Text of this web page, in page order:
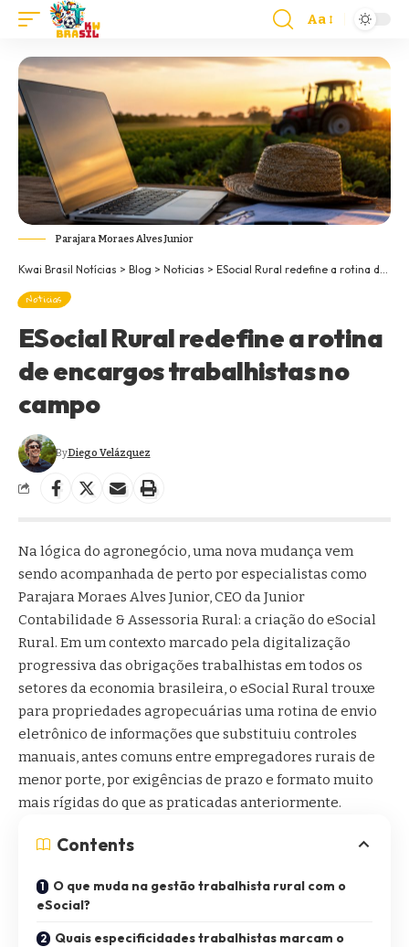
Aa
Parajara Moraes Alves Junior
Kwai Brasil Notícias > Blog > Noticias > ESocial Rural redefine a rotina de encargos trabalhistas no campo
Noticias
ESocial Rural redefine a rotina
de encargos trabalhistas no
campo
ByDiego Velázquez
Na lógica do agronegócio, uma nova mudança vem
sendo acompanhada de perto por especialistas como
Parajara Moraes Alves Junior, CEO da Junior
Contabilidade & Assessoria Rural: a criação do eSocial
Rural. Em um contexto marcado pela digitalização
progressiva das obrigações trabalhistas em todos os
setores da economia brasileira, o eSocial Rural trouxe
para propriedades agropecuárias uma rotina de envio
eletrônico de informações que substituiu controles
manuais, antes comuns entre empregadores rurais de
menor porte, por exigências de prazo e formato muito
mais rígidas do que as praticadas anteriormente.
Contents
O que muda na gestão trabalhista rural com o
eSocial?
Quais especificidades trabalhistas marcam o